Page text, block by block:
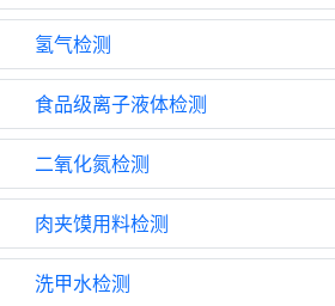
氢气检测
食品级离子液体检测
二氧化氮检测
肉夹馍用料检测
洗甲水检测